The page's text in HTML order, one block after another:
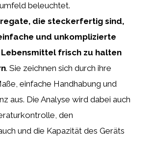
beleuchtet.
die steckerfertig sind,
und unkomplizierte
frisch zu halten
. Sie zeichnen sich durch ihre
einfache Handhabung und
aus. Die Analyse wird dabei auch
den
und die Kapazität des Geräts